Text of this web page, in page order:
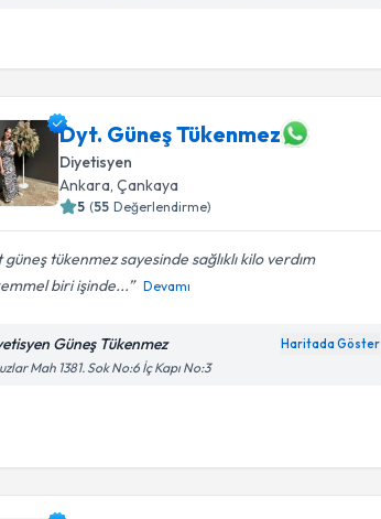
Dyt. Güneş Tükenmez
Diyetisyen
Ankara, Çankaya
5 (55 Değerlendirme)
güneş tükenmez sayesinde sağlıklı kilo verdım
biri işinde...
Devamı
Güneş Tükenmez Haritada Göster
Mah 1381. Sok No:6 İç Kapı No:3